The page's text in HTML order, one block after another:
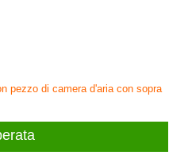
pezzo di camera d'aria con sopra